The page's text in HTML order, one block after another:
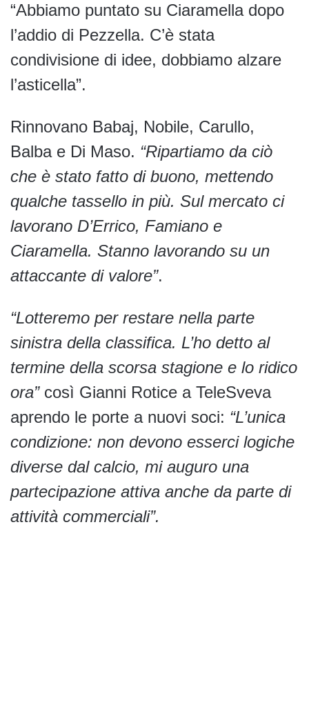
“Abbiamo puntato su Ciaramella dopo
l’addio di Pezzella. C’è stata
condivisione di idee, dobbiamo alzare
l’asticella”.
Rinnovano Babaj, Nobile, Carullo,
Balba e Di Maso. “Ripartiamo da ciò
che è stato fatto di buono, mettendo
qualche tassello in più. Sul mercato ci
lavorano D’Errico, Famiano e
Ciaramella. Stanno lavorando su un
attaccante di valore”.
“Lotteremo per restare nella parte
sinistra della classifica. L’ho detto al
termine della scorsa stagione e lo ridico
ora”così Gianni Rotice a TeleSveva
aprendo le porte a nuovi soci: “L’unica
condizione: non devono esserci logiche
diverse dal calcio, mi auguro una
partecipazione attiva anche da parte di
attività commerciali”.